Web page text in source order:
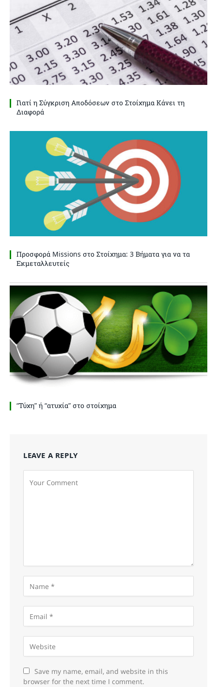
Γιατί η Σύγκριση Αποδόσεων στο Στοίχημα Κάνει τη
Διαφορά
Προσφορά Missions στο Στοίχημα: 3 Βήματα για να τα
Εκμεταλλευτείς
“Τύχη” ή “ατυχία” στο στοίχημα
LEAVE A REPLY
Save my name, email, and website in this
browser for the next time I comment.